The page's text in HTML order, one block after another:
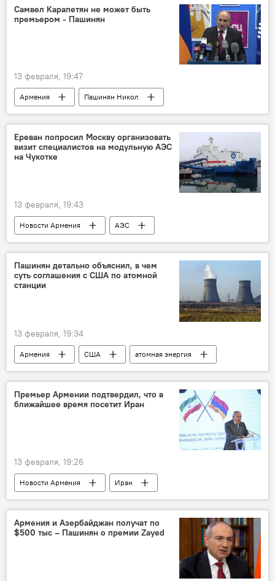
Самвел Карапетян не может быть
премьером - Пашинян
13 февраля, 19:47
Армения
Пашинян Никол
премьер-министр
Политика
Новости Армения
Ереван попросил Москву организовать
визит специалистов на модульную АЭС
на Чукотке
13 февраля, 19:43
Новости Армения
АЭС
Пашинян Никол
Пашинян детально объяснил, в чем
суть соглашения с США по атомной
станции
13 февраля, 19:34
Армения США
атомная энергия
Политика
Новости Армения
Премьер Армении подтвердил, что в
ближайшее время посетит Иран
13 февраля, 19:26
Новости Армения
Иран
Пашинян Никол
Армения и Азербайджан получат по
$500 тыс – Пашинян о премии Zayed